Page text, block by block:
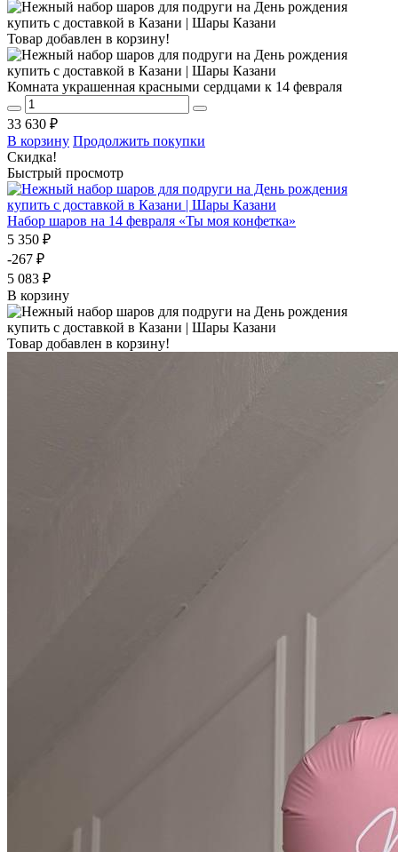
Товар добавлен в корзину!
Комната украшенная красными сердцами к 14 февраля
33 630 ₽
В корзину Продолжить покупки
Скидка!
Быстрый просмотр
Набор шаров на 14 февраля «Ты моя конфетка»
5 350 ₽
-267 ₽
5 083 ₽
В корзину
Товар добавлен в корзину!